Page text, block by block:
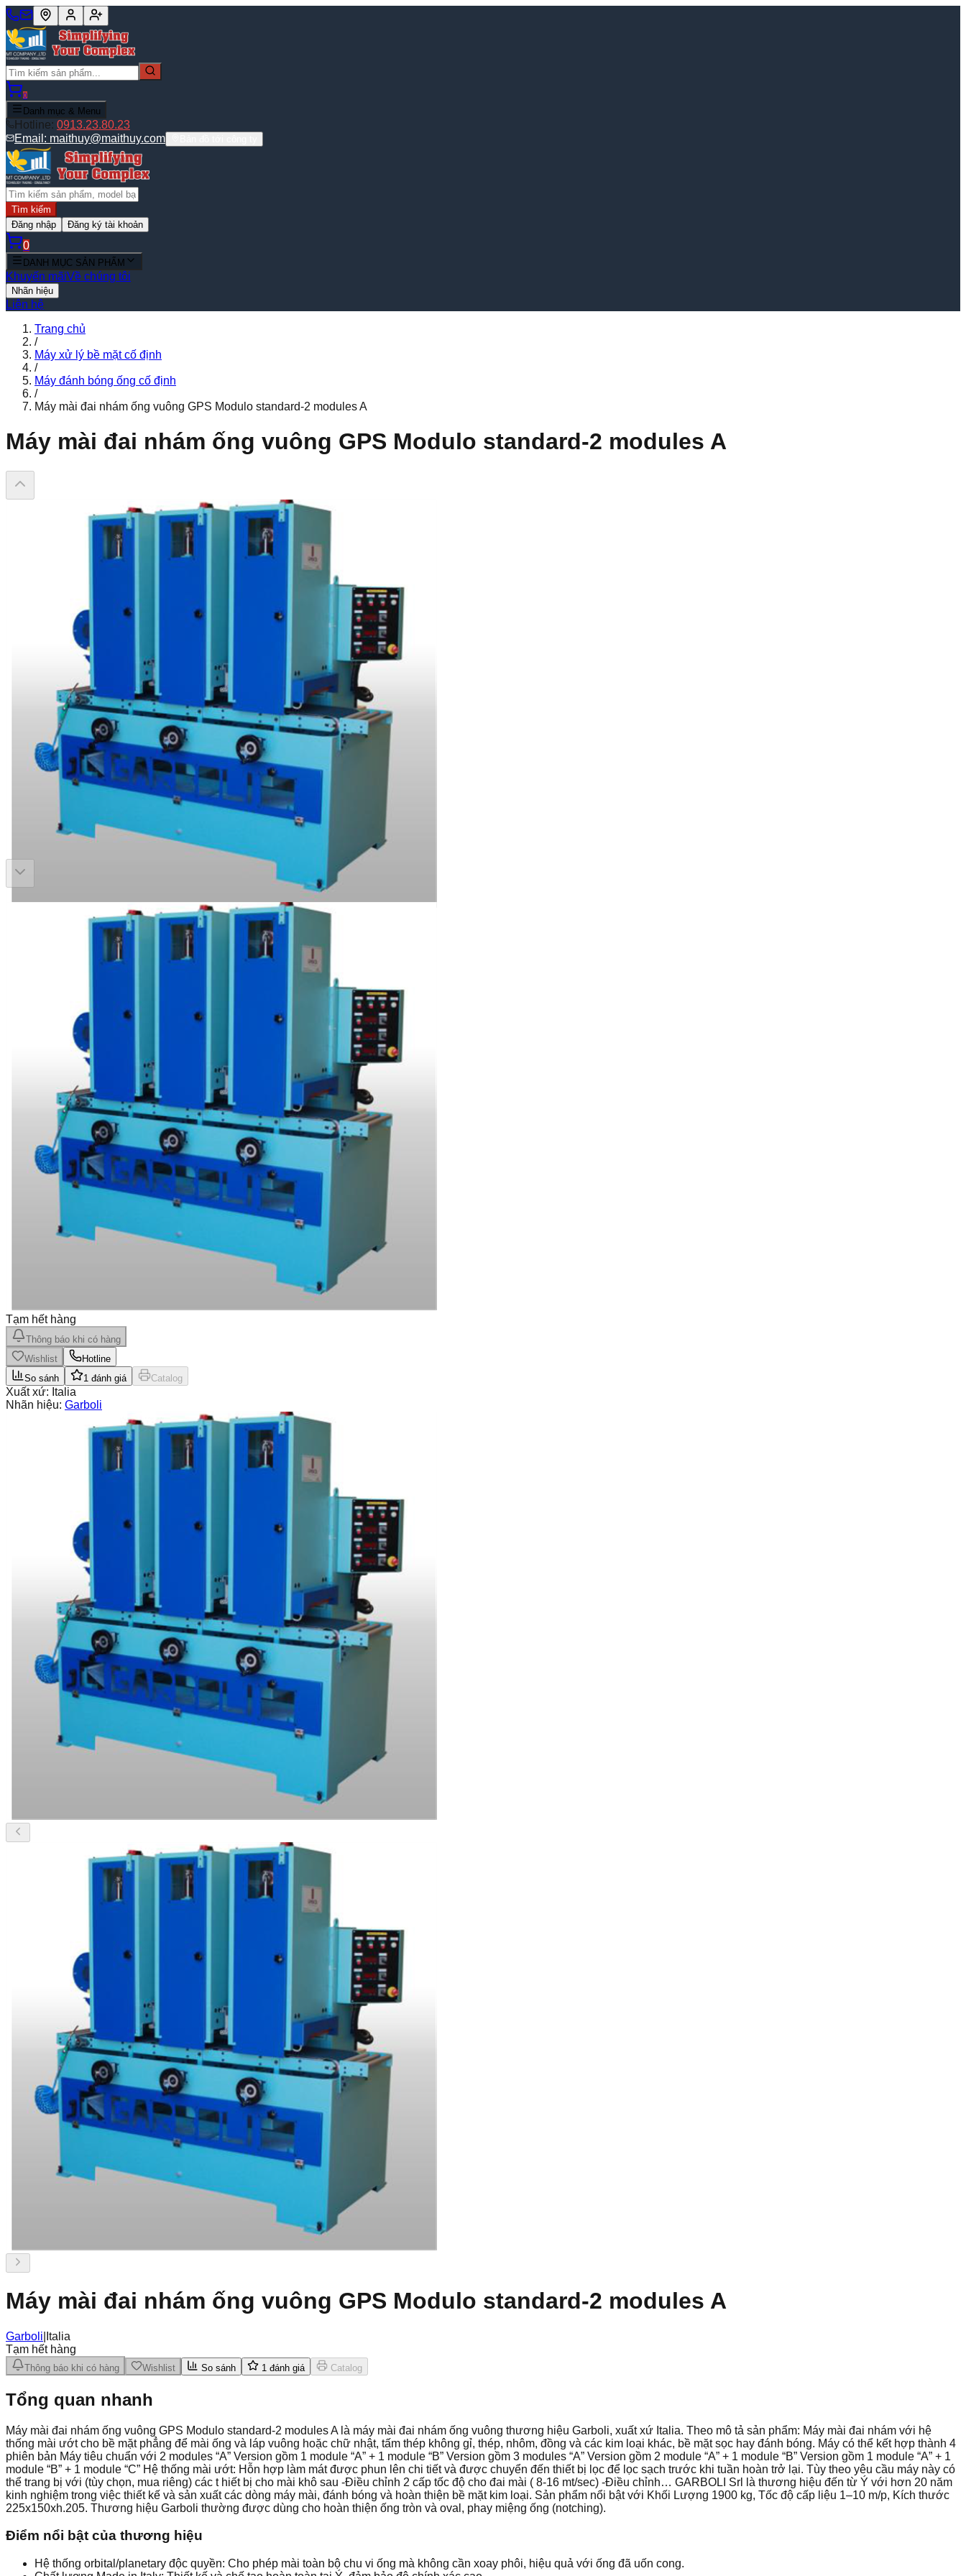
0
Danh mục & Menu
Hotline: 0913.23.80.23
Email: maithuy@maithuy.com
Tìm kiếm
Đăng nhập
Đăng ký tài khoản
0
DANH MỤC SẢN PHẨM
Khuyến mãiVề chúng tôi
Nhãn hiệu
Liên hệ
Trang chủ
/
Máy xử lý bề mặt cố định
/
Máy đánh bóng ống cố định
/
Máy mài đai nhám ống vuông GPS Modulo standard-2 modules A
Máy mài đai nhám ống vuông GPS Modulo standard-2 modules A
Tạm hết hàng
Thông báo khi có hàng
Wishlist
Hotline
So sánh
1 đánh giá Catalog
Xuất xứ: Italia
Nhãn hiệu: Garboli
Máy mài đai nhám ống vuông GPS Modulo standard-2 modules A
Garboli Italia
Tạm hết hàng
Thông báo khi có hàng Wishlist So sánh 1 đánh giá Catalog
Tổng quan nhanh
Máy mài đai nhám ống vuông GPS Modulo standard-2 modules A là máy mài đai nhám ống vuông thương hiệu Garboli, xuất xứ Italia. Theo mô tả sản phẩm: Máy mài đai nhám với hệ
thống mài ướt cho bề mặt phẳng để mài ống và láp vuông hoặc chữ nhật, tấm thép không gỉ, thép, nhôm, đồng và các kim loại khác, bề mặt sọc hay đánh bóng. Máy có thể kết hợp thành 4
phiên bản Máy tiêu chuẩn với 2 modules “A” Version gồm 1 module “A” + 1 module “B” Version gồm 3 modules “A” Version gồm 2 module “A” + 1 module “B” Version gồm 1 module “A” + 1
module “B” + 1 module “C” Hệ thống mài ướt: Hỗn hợp làm mát được phun lên chi tiết và được chuyển đến thiết bị lọc để lọc sạch trước khi tuần hoàn trở lại. Tùy theo yêu cầu máy này có
thể trang bị với (tùy chọn, mua riêng) các t hiết bị cho mài khô sau -Điều chỉnh 2 cấp tốc độ cho đai mài ( 8-16 mt/sec) -Điều chỉnh… GARBOLI Srl là thương hiệu đến từ Ý với hơn 20 năm
kinh nghiệm trong việc thiết kế và sản xuất các dòng máy mài, đánh bóng và hoàn thiện bề mặt kim loại. Sản phẩm nổi bật với Khối Lượng 1900 kg, Tốc độ cấp liệu 1–10 m/p, Kích thước
225x150xh.205. Thương hiệu Garboli thường được dùng cho hoàn thiện ống tròn và oval, phay miệng ống (notching).
Điểm nổi bật của thương hiệu
Hệ thống orbital/planetary độc quyền: Cho phép mài toàn bộ chu vi ống mà không cần xoay phôi, hiệu quả với ống đã uốn cong.